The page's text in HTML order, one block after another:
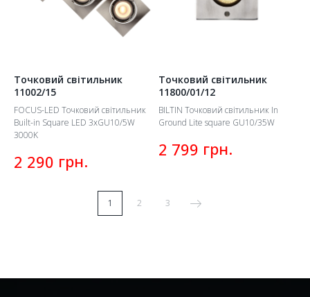
Точковий світильник
11002/15
FOCUS-LED Точковий світильник
Built-in Square LED 3xGU10/5W
3000K
2 290 грн.
Точковий світильник
11800/01/12
BILTIN Точковий світильник In
Ground Lite square GU10/35W
2 799 грн.
1 2 3